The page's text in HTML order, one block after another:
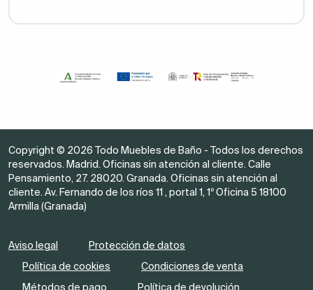
Copyright © 2026 Todo Muebles de Baño - Todos los derechos
reservados. Madrid. Oficinas sin atención al cliente. Calle
Pensamiento, 27. 28020. Granada. Oficinas sin atención al
cliente. Av. Fernando de los ríos 11 , portal 1, 1º Oficina 5 18100
Armilla (Granada)
Aviso legal
Protección de datos
Política de cookies
Condiciones de venta
Métodos de pago
Política de devolución